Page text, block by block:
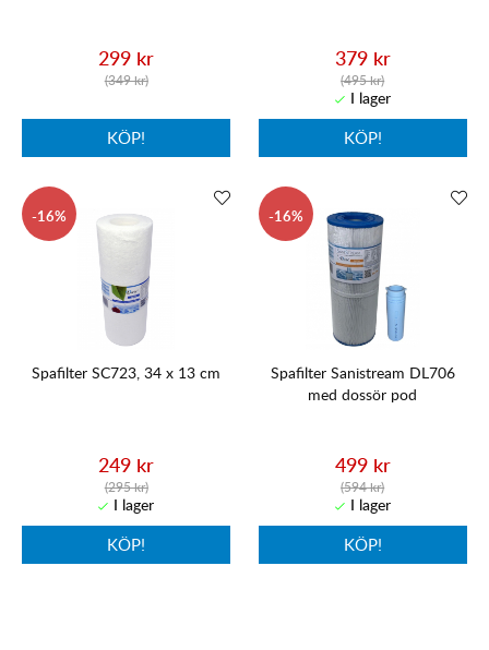
299 kr
(349 kr)
KÖP!
379 kr
(495 kr)
KÖP!
16
Spafilter SC723, 34 x 13 cm
249 kr
(295 kr)
KÖP!
16
Spafilter Sanistream DL706
med dossör pod
499 kr
(594 kr)
KÖP!